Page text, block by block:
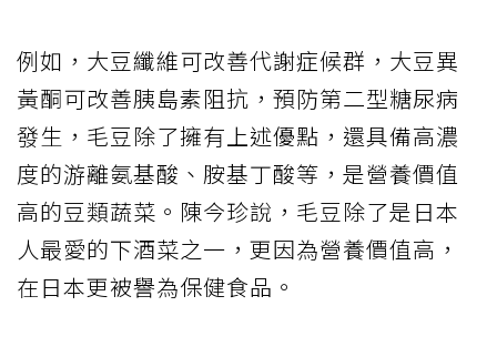
例如，大豆纖維可改善代謝症候群，大豆異
黃酮可改善胰島素阻抗，預防第二型糖尿病
發生，毛豆除了擁有上述優點，還具備高濃
度的游離氨基酸、胺基丁酸等，是營養價值
高的豆類蔬菜。陳今珍說，毛豆除了是日本
人最愛的下酒菜之一，更因為營養價值高，
在日本更被譽為保健食品。